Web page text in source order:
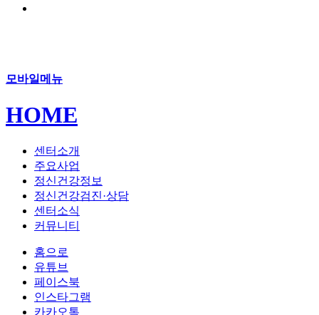
모바일메뉴
HOME
센터소개
주요사업
정신건강정보
정신건강검진·상담
센터소식
커뮤니티
홈으로
유튜브
페이스북
인스타그램
카카오톡